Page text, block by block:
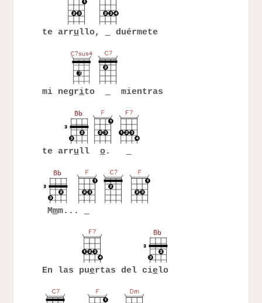
te arrullo, duérmete
mi negrito mientras
te arrull o.
Mmm...
En las puertas del cielo